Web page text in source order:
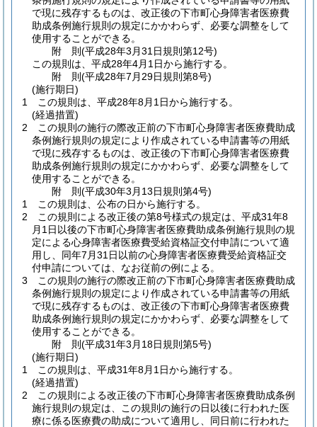
で現に残存するものは、改正後の下市町心身障害者医療費
助成条例施行規則の規定にかかわらず、必要な調整をして
使用することができる。
附 則(平成28年3月31日規則第12号)
この規則は、平成28年4月1日から施行する。
附 則(平成28年7月29日規則第8号)
(施行期日)
1
この規則は、平成28年8月1日から施行する。
(経過措置)
2
この規則の施行の際改正前の下市町心身障害者医療費助成
条例施行規則の規定により作成されている申請書等の用紙
で現に残存するものは、改正後の下市町心身障害者医療費
助成条例施行規則の規定にかかわらず、必要な調整をして
使用することができる。
附 則(平成30年3月13日規則第4号)
1
この規則は、公布の日から施行する。
2
この規則による改正後の第8号様式の規定は、平成31年8
月1日以後の下市町心身障害者医療費助成条例施行規則の規
定による心身障害者医療費受給資格証交付申請について適
用し、同年7月31日以前の心身障害者医療費受給資格証交
付申請については、なお従前の例による。
3
この規則の施行の際改正前の下市町心身障害者医療費助成
条例施行規則の規定により作成されている申請書等の用紙
で現に残存するものは、改正後の下市町心身障害者医療費
助成条例施行規則の規定にかかわらず、必要な調整をして
使用することができる。
附 則(平成31年3月18日規則第5号)
(施行期日)
1
この規則は、平成31年8月1日から施行する。
(経過措置)
2
この規則による改正後の下市町心身障害者医療費助成条例
施行規則の規定は、この規則の施行の日以後に行われた医
療に係る医療費の助成について適用し、同日前に行われた